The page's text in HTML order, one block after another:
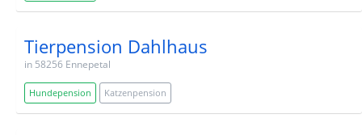
Tierpension Dahlhaus
in 58256 Ennepetal
Hundepension Katzenpension